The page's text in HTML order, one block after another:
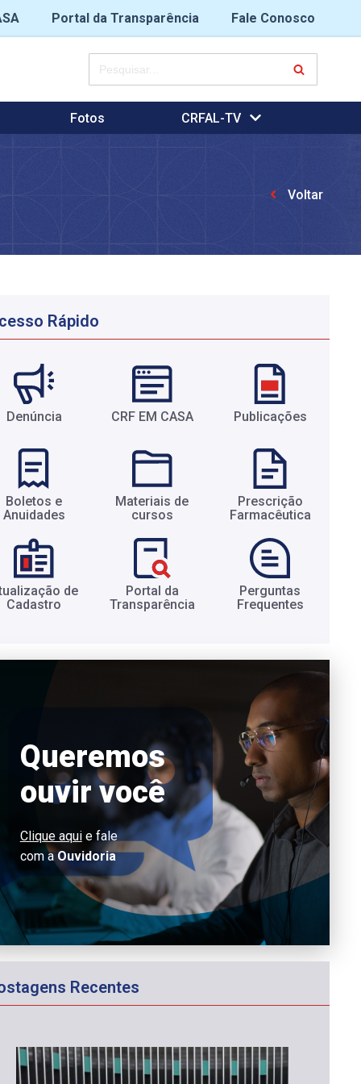
Portal da Transparência
Fale Conosco
Fotos CRFAL-TV
Voltar
Rápido
Denúncia CRF EM CASA Publicações
Boletos e
Anuidades​
Materiais de
cursos​
Prescrição
Farmacêutica​
de
Cadastro​
Portal da
Transparência​
Perguntas
Frequentes​
Queremos
ouvir você
Clique aquie fale
com aOuvidoria
Recentes